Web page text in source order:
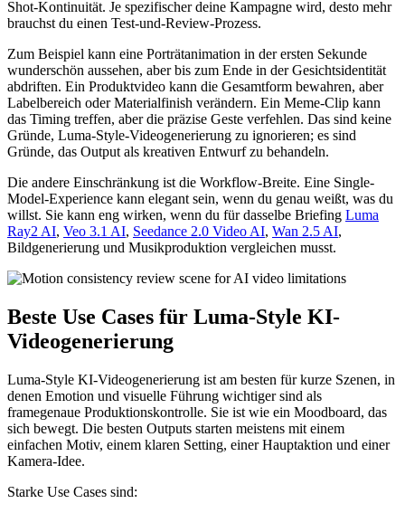
Shot-Kontinuität. Je spezifischer deine Kampagne wird, desto mehr
brauchst du einen Test-und-Review-Prozess.
Zum Beispiel kann eine Porträtanimation in der ersten Sekunde
wunderschön aussehen, aber bis zum Ende in der Gesichtsidentität
abdriften. Ein Produktvideo kann die Gesamtform bewahren, aber
Labelbereich oder Materialfinish verändern. Ein Meme-Clip kann
das Timing treffen, aber die präzise Geste verfehlen. Das sind keine
Gründe, Luma-Style-Videogenerierung zu ignorieren; es sind
Gründe, das Output als kreativen Entwurf zu behandeln.
Die andere Einschränkung ist die Workflow-Breite. Eine Single-
Model-Experience kann elegant sein, wenn du genau weißt, was du
willst. Sie kann eng wirken, wenn du für dasselbe Briefing Luma
Ray2 AI, Veo 3.1 AI, Seedance 2.0 Video AI, Wan 2.5 AI,
Bildgenerierung und Musikproduktion vergleichen musst.
Beste Use Cases für Luma-Style KI-
Videogenerierung
Luma-Style KI-Videogenerierung ist am besten für kurze Szenen, in
denen Emotion und visuelle Führung wichtiger sind als
framegenaue Produktionskontrolle. Sie ist wie ein Moodboard, das
sich bewegt. Die besten Outputs starten meistens mit einem
einfachen Motiv, einem klaren Setting, einer Hauptaktion und einer
Kamera-Idee.
Starke Use Cases sind: